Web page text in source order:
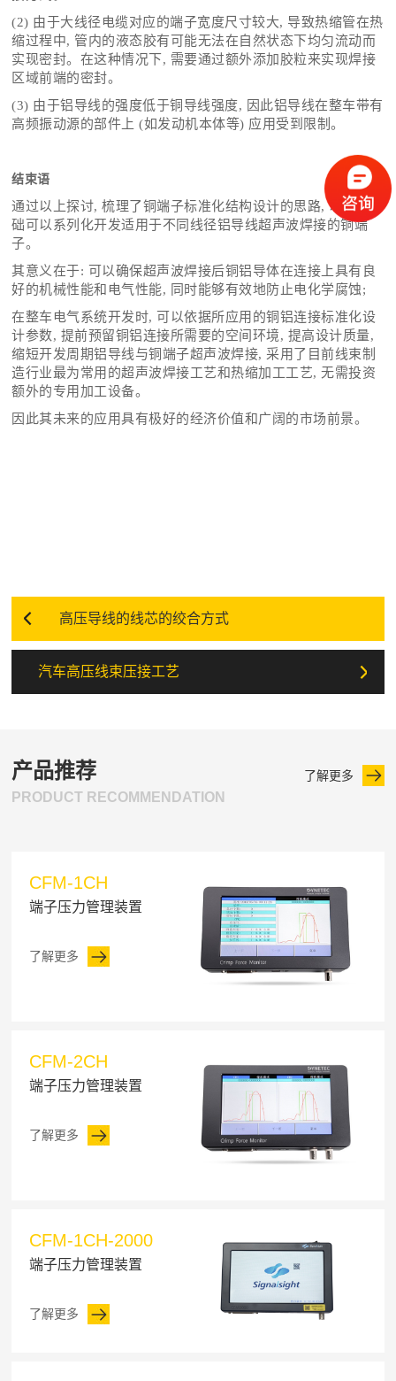
(2) 由于大线径电缆对应的端子宽度尺寸较大, 导致热缩管在热
缩过程中, 管内的液态胶有可能无法在自然状态下均匀流动而
实现密封。在这种情况下, 需要通过额外添加胶粒来实现焊接
区域前端的密封。
(3) 由于铝导线的强度低于铜导线强度, 因此铝导线在整车带有
高频振动源的部件上 (如发动机本体等) 应用受到限制。
结束语
通过以上探讨, 梳理了铜端子标准化结构设计的思路, 以此为基
础可以系列化开发适用于不同线径铝导线超声波焊接的铜端
子。
其意义在于: 可以确保超声波焊接后铜铝导体在连接上具有良
好的机械性能和电气性能, 同时能够有效地防止电化学腐蚀;
在整车电气系统开发时, 可以依据所应用的铜铝连接标准化设
计参数, 提前预留铜铝连接所需要的空间环境, 提高设计质量,
缩短开发周期铝导线与铜端子超声波焊接, 采用了目前线束制
造行业最为常用的超声波焊接工艺和热缩加工工艺, 无需投资
额外的专用加工设备。
因此其未来的应用具有极好的经济价值和广阔的市场前景。
高压导线的线芯的绞合方式
汽车高压线束压接工艺
产品推荐
PRODUCT RECOMMENDATION
了解更多
CFM-1CH
端子压力管理装置
了解更多
CFM-2CH
端子压力管理装置
了解更多
CFM-1CH-2000
端子压力管理装置
了解更多